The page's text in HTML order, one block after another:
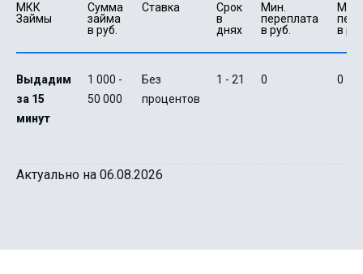
МКК
Займы
Сумма
займа
в руб.
Ставка
Срок
в
днях
Мин.
переплата
в руб.
в
Выдадим
за 15
минут
1 000 -
50 000
Без
процентов
1 - 21 0 0
Актуально на 06.08.2026